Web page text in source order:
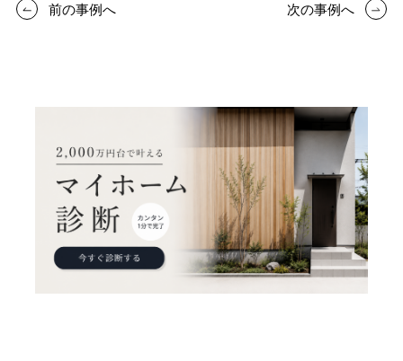
前の事例へ 次の事例へ